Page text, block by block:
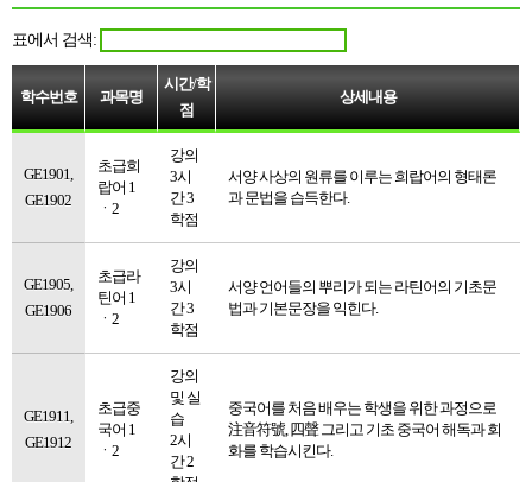
표에서 검색:
학수번호 과목명
시간/학
점
상세내용
GE1901,
GE1902
초급희
랍어 1
ㆍ2
강의
3시
간 3
학점
서양 사상의 원류를 이루는 희랍어의 형태론
과 문법을 습득한다.
GE1905,
GE1906
초급라
틴어 1
ㆍ2
강의
3시
간 3
학점
서양 언어들의 뿌리가 되는 라틴어의 기초문
법과 기본문장을 익힌다.
GE1911,
GE1912
초급중
국어 1
ㆍ2
강의
및 실
습
2시
간 2
중국어를 처음 배우는 학생을 위한 과정으로
注音符號, 四聲 그리고 기초 중국어 해독과 회
화를 학습시킨다.